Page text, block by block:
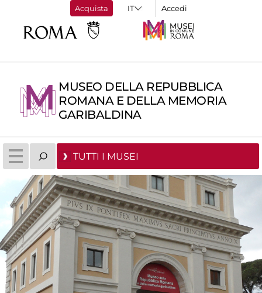
Acquista Accedi
MUSEO DELLA REPUBBLICA
ROMANA E DELLA MEMORIA
GARIBALDINA
TUTTI I MUSEI